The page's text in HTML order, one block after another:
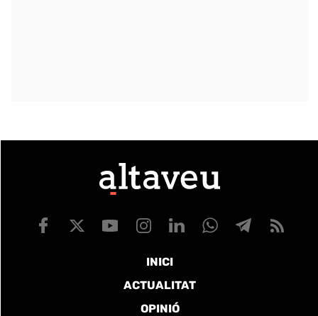
INICI
ACTUALITAT
OPINIÓ